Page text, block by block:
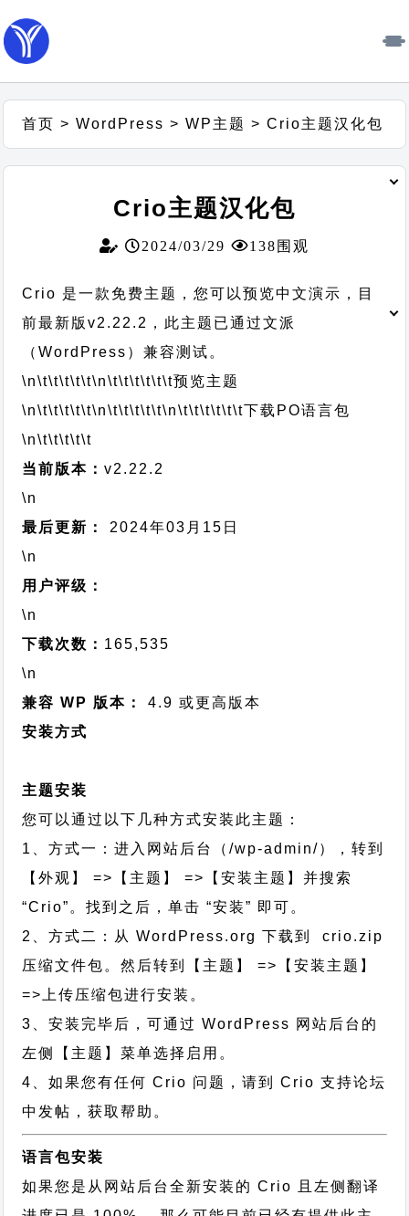
首页 >WordPress >WP主题 >Crio主题汉化包
Crio主题汉化包
2024/03/29 138围观
Crio 是一款免费主题，您可以预览中文演示，目
前最新版v2.22.2，此主题已通过文派
（WordPress）兼容测试。
\n\t\t\t\t\t\n\t\t\t\t\t\t预览主题
\n\t\t\t\t\t\n\t\t\t\t\t\n\t\t\t\t\t\t下载PO语言包
\n\t\t\t\t\t
当前版本：v2.22.2
\n
最后更新：
2024年03月15日
\n
用户评级：
\n
下载次数： 165,535
\n
兼容 WP 版本：
4.9 或更高版本
安装方式
主题安装
您可以通过以下几种方式安装此主题：
1、方式一：进入网站后台（/wp-admin/），转到
【外观】 =>【主题】 =>【安装主题】并搜索
“Crio”。找到之后，单击 “安装” 即可。
2、方式二：从 WordPress.org 下载到 crio.zip
压缩文件包。然后转到【主题】 =>【安装主题】
=>上传压缩包进行安装。
3、安装完毕后，可通过 WordPress 网站后台的
左侧【主题】菜单选择启用。
4、如果您有任何 Crio 问题，请到 Crio 支持论坛
中发帖，获取帮助。
语言包安装
如果您是从网站后台全新安装的 Crio 且左侧翻译